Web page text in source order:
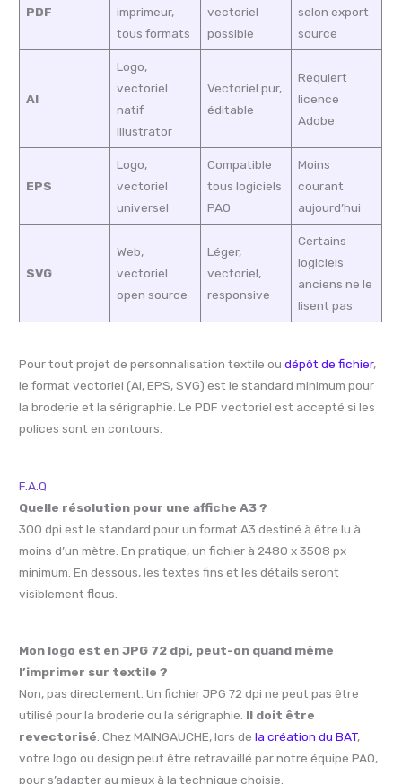
PDF
imprimeur,
tous formats
vectoriel
possible
selon export
source
AI
Logo,
vectoriel
natif
Illustrator
Vectoriel pur,
éditable
Requiert
licence
Adobe
EPS
Logo,
vectoriel
universel
Compatible
tous logiciels
PAO
Moins
courant
aujourd’hui
SVG
Web,
vectoriel
open source
Léger,
vectoriel,
responsive
Certains
logiciels
anciens ne le
lisent pas
Pour tout projet de personnalisation textile oudépôt de fichier,
le format vectoriel (AI, EPS, SVG) est le standard minimum pour
la broderie et la sérigraphie. Le PDF vectoriel est accepté si les
polices sont en contours.
F.A.Q
Quelle résolution pour une affiche A3 ?
300 dpi est le standard pour un format A3 destiné à être lu à
moins d’un mètre. En pratique, un fichier à 2480 x 3508 px
minimum. En dessous, les textes fins et les détails seront
visiblement flous.
Mon logo est en JPG 72 dpi, peut-on quand même
l’imprimer sur textile ?
Non, pas directement. Un fichier JPG 72 dpi ne peut pas être
utilisé pour la broderie ou la sérigraphie. Il doit être
revectorisé . Chez MAINGAUCHE, lors dela création du BAT,
votre logo ou design peut être retravaillé par notre équipe PAO,
pour s’adapter au mieux à la technique choisie.